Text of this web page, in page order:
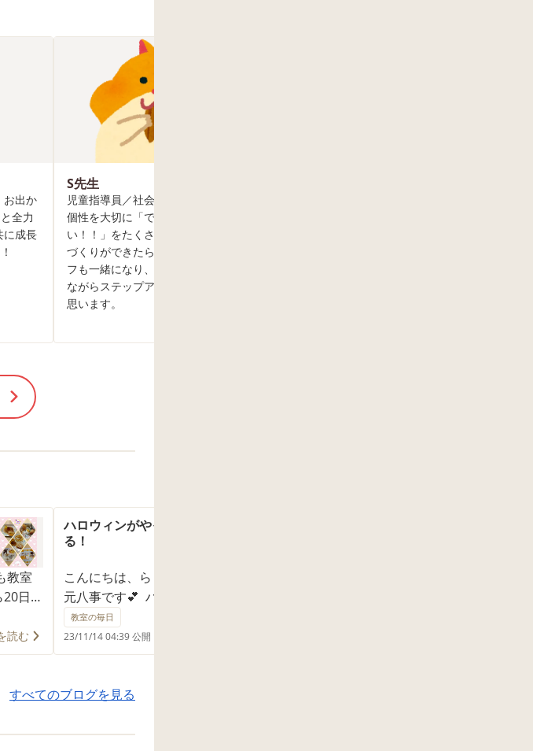
お出か
全力
に成長
S先生
児童指導員／社会福祉士 一人ひとりの
個性を大切に「できた！」「たのし
い！！」をたくさん感じられる事業所
づくりができたらと思います。 スタッ
フも一緒になり、子どもたちと楽しみ
ながらステップアップしていきたいと
思います。
教室
日
👻ハ
ィン
ウィ
！ 生
ちゃ
読む
ハロウィンがやって来
る！
こんにちは、らもーれこども教室
元八事です💕 ハロウィンが近づく
につれ、お部屋がどんどんハロウ
ィン仕様になっていっていました
(*^-^*) 少しずつ飾りが増えると
る！」 と子どもたちが気づいて教
に楽しんじゃおうね👻🪄 まごころ
教室の毎日
23/11/14 04:39 公開
すべてのブログを見る